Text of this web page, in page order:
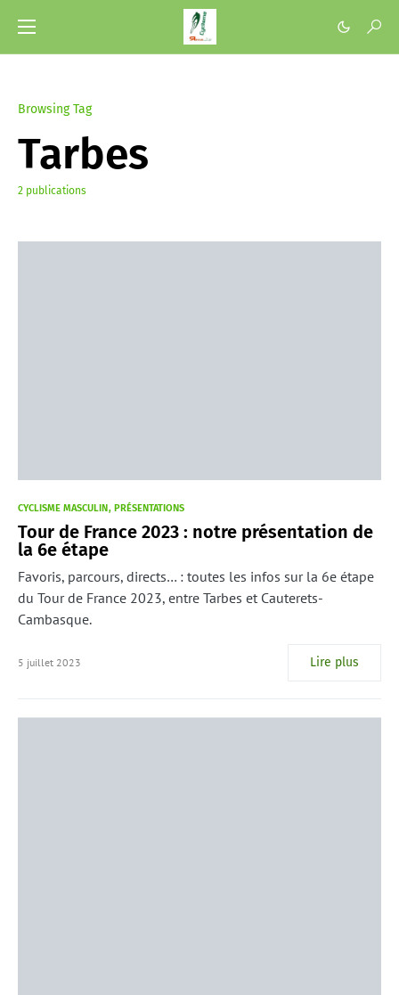
Browsing Tag
Tarbes
2 publications
CYCLISME MASCULIN PRÉSENTATIONS
Tour de France 2023 : notre présentation de
la 6e étape
Favoris, parcours, directs… : toutes les infos sur la 6e étape
du Tour de France 2023, entre Tarbes et Cauterets-
Cambasque.
5 juillet 2023 Lire plus